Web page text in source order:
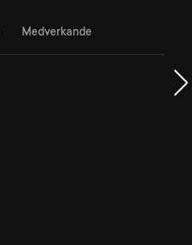
Medverkande